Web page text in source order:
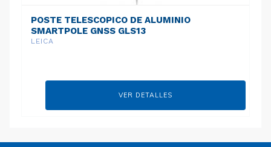
POSTE TELESCOPICO DE ALUMINIO
SMARTPOLE GNSS GLS13
LEICA
VER DETALLES